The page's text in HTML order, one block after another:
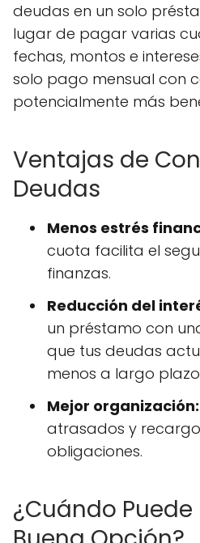
deudas en un solo
lugar de pagar varias
fechas, montos e
solo pago mensual con
potencialmente más
Ventajas de
Deudas
Menos estrés
cuota facilita el
finanzas.
Reducción del
un préstamo con
que tus deudas
menos a largo
Mejor organización:
atrasados y
obligaciones.
¿Cuándo Puede